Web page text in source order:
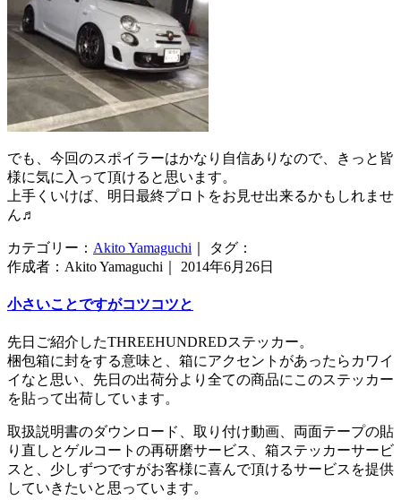
でも、今回のスポイラーはかなり自信ありなので、きっと皆
様に気に入って頂けると思います。
上手くいけば、明日最終プロトをお見せ出来るかもしれませ
ん♬
カテゴリー： Akito Yamaguchi ｜ タグ：
作成者：Akito Yamaguchi｜ 2014年6月26日
小さいことですがコツコツと
先日ご紹介したTHREEHUNDREDステッカー。
梱包箱に封をする意味と、箱にアクセントがあったらカワイ
イなと思い、先日の出荷分より全ての商品にこのステッカー
を貼って出荷しています。
取扱説明書のダウンロード、取り付け動画、両面テープの貼
り直しとゲルコートの再研磨サービス、箱ステッカーサービ
スと、少しずつですがお客様に喜んで頂けるサービスを提供
していきたいと思っています。